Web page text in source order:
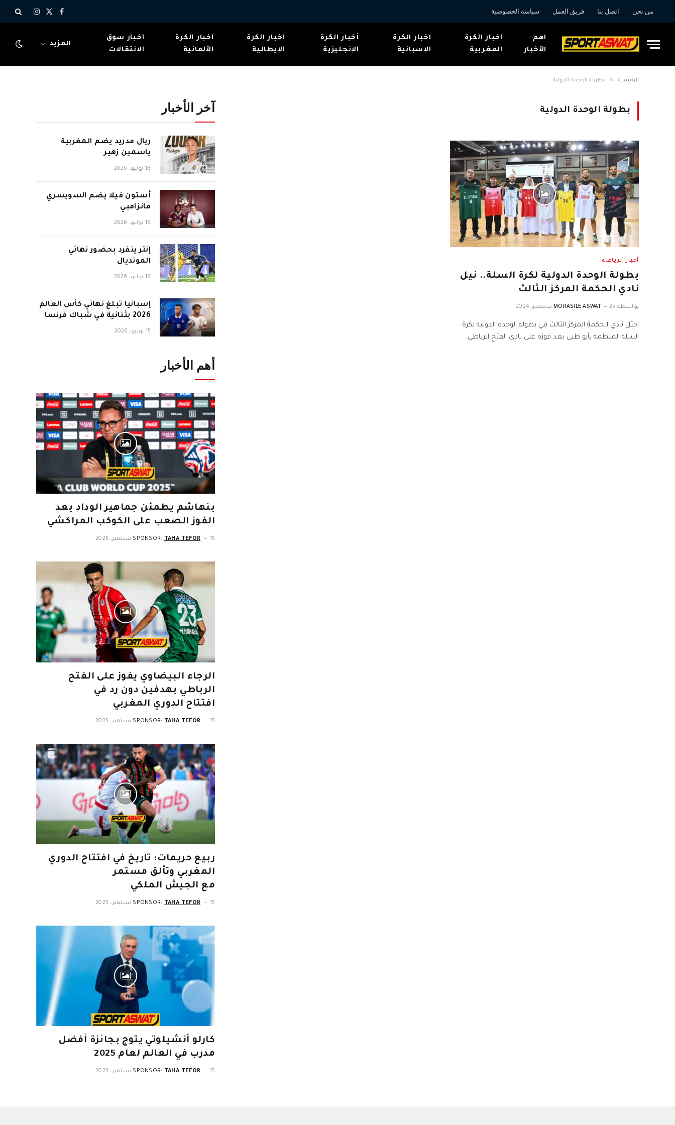
من نحن اتصل بنا فريق العمل سياسة الخصوصية
فيسبوك
X
الانستغرام
اهم
الأخبار
اخبار الكرة
المغربية
اخبار الكرة
الإسبانية
أخبار الكرة
الإنجليزية
اخبار الكرة
الإيطالية
اخبار الكرة
الألمانية
اخبار سوق
الانتقالات
المزيد
الرئيسية » بطولة الوحدة الدولية
بطولة الوحدة الدولية
أخبار الرياضة
بطولة الوحدة الدولية لكرة السلة.. نيل
نادي الحكمة المركز الثالث
بواسطة MORASILE ASWAT 25 سبتمبر، 2024
احتل نادي الحكمة المركز الثالث في بطولة الوحدة الدولية لكرة
السلة المنظمة بأبو ظبي بعد فوزه على نادي الفتح الرباطي…
آخر الأخبار
ريال مدريد يضم المغربية
ياسمين زهير
18 يوليو، 2026
أستون فيلا يضم السويسري
مانزامبي
18 يوليو، 2026
إنتر ينفرد بحضور نهائي
المونديال
18 يوليو، 2026
إسبانيا تبلغ نهائي كأس العالم
2026 بثنائية في شباك فرنسا
15 يوليو، 2026
أهم الأخبار
بنهاشم يطمئن جماهير الوداد بعد
الفوز الصعب على الكوكب المراكشي
SPONSOR: TAHA TEFOR 15 سبتمبر، 2025
الرجاء البيضاوي يفوز على الفتح
الرباطي بهدفين دون رد في
افتتاح الدوري المغربي
SPONSOR: TAHA TEFOR 15 سبتمبر، 2025
ربيع حريمات: تاريخ في افتتاح الدوري
المغربي وتألق مستمر
مع الجيش الملكي
SPONSOR: TAHA TEFOR 15 سبتمبر، 2025
كارلو أنشيلوتي يتوج بجائزة أفضل
مدرب في العالم لعام 2025
SPONSOR: TAHA TEFOR 15 سبتمبر، 2025